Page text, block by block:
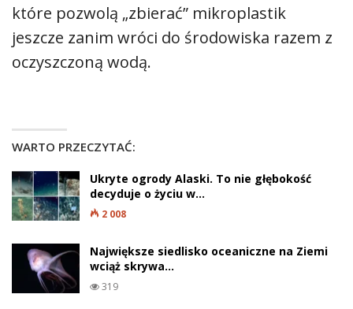
które pozwolą „zbierać” mikroplastik
jeszcze zanim wróci do środowiska razem z
oczyszczoną wodą.
WARTO PRZECZYTAĆ:
Ukryte ogrody Alaski. To nie głębokość
decyduje o życiu w…
2 008
Największe siedlisko oceaniczne na Ziemi
wciąż skrywa…
319